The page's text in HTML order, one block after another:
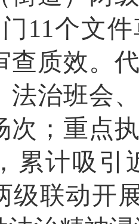
11个文
质效。
法治班会
次；重点
累计吸引
级联动开